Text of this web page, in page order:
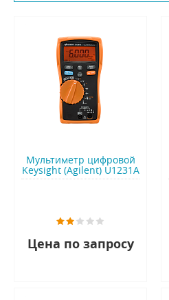
Мультиметр цифровой
Keysight (Agilent) U1231A
Цена по запросу